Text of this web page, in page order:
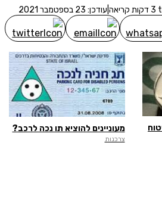
עודכן: 23 בספטמבר 2021
מעוניינים להוציא תו נכה לרכב?
צרכנות
השימוש והפרטיות ואני מסכים להם, וכי
שיווקיות מאיתנו או מצדדים שלישיים, לרבות
פנסיוניים
פרסומת או עדכונים מהחברה באמצעות